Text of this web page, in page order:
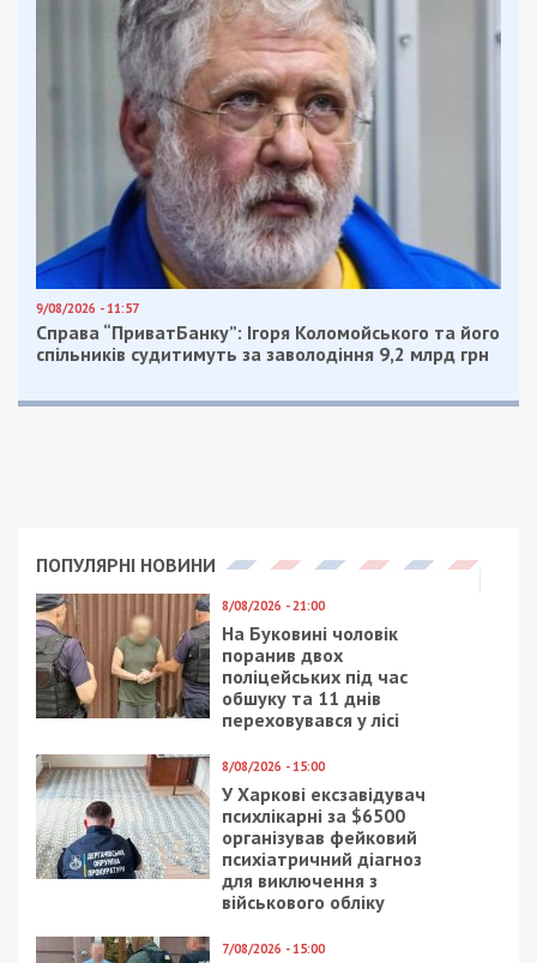
9/08/2026 - 11:57
Справа “ПриватБанку”: Ігоря Коломойського та його
спільників судитимуть за заволодіння 9,2 млрд грн
ПОПУЛЯРНІ НОВИНИ
8/08/2026 - 21:00
На Буковині чоловік
поранив двох
поліцейських під час
обшуку та 11 днів
переховувався у лісі
8/08/2026 - 15:00
У Харкові ексзавідувач
психлікарні за $6500
організував фейковий
психіатричний діагноз
для виключення з
військового обліку
7/08/2026 - 15:00